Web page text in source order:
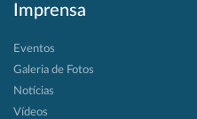
Imprensa
Eventos
Galeria de Fotos
Notícias
Vídeos